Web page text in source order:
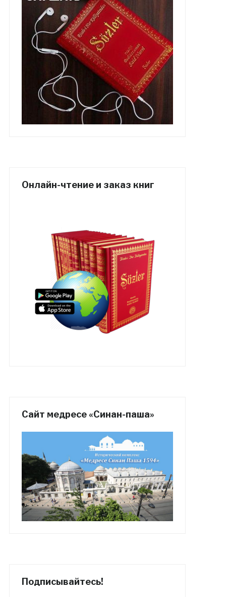
Онлайн-чтение и заказ книг
Сайт медресе «Синан-паша»
Подписывайтесь!